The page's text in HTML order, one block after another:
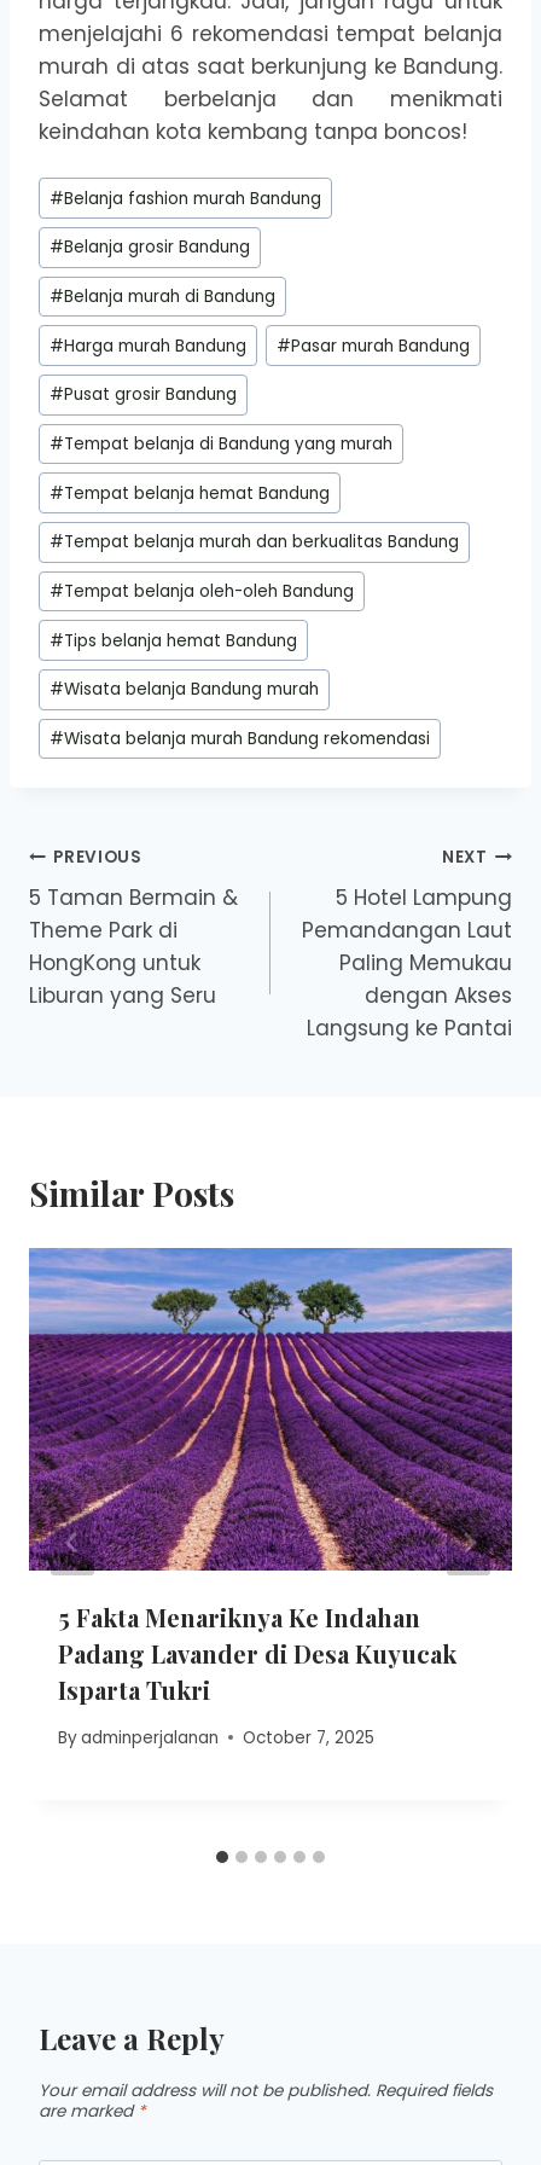
menjelajahi 6 rekomendasi tempat belanja
murah di atas saat berkunjung ke Bandung.
Selamat berbelanja dan menikmati
keindahan kota kembang tanpa boncos!
Post
Tags:
#Belanja fashion murah Bandung
#Belanja grosir Bandung
#Belanja murah di Bandung
#Harga murah Bandung #Pasar murah Bandung
#Pusat grosir Bandung
#Tempat belanja di Bandung yang murah
#Tempat belanja hemat Bandung
#Tempat belanja murah dan berkualitas Bandung
#Tempat belanja oleh-oleh Bandung
#Tips belanja hemat Bandung
#Wisata belanja Bandung murah
#Wisata belanja murah Bandung rekomendasi
Post
navigation
PREVIOUS
5 Taman Bermain &
Theme Park di
HongKong untuk
Liburan yang Seru
NEXT
5 Hotel Lampung
Pemandangan Laut
Paling Memukau
dengan Akses
Langsung ke Pantai
Similar Posts
5 Fakta Menariknya Ke Indahan
Padang Lavander di Desa Kuyucak
Isparta Tukri
Byadminperjalanan October 7, 2025
Leave a Reply
Your email address will not be published. Required fields
are marked *